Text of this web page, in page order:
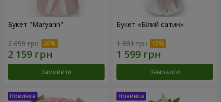
Букет "Maryann"
2 699 грн
Замовити
Букет «Білий сатин»
1 881 грн
Замовити